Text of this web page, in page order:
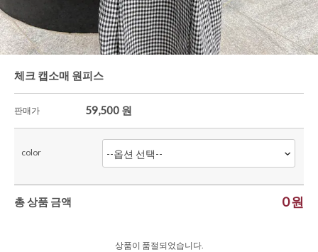
가디건/니트
와이드팬츠
체크 캡소매 원피스
판매가 59,500 원
color
총 상품 금액 0원
상품이 품절되었습니다.